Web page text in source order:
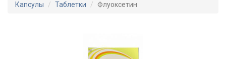
Капсулы Таблетки Флуоксетин